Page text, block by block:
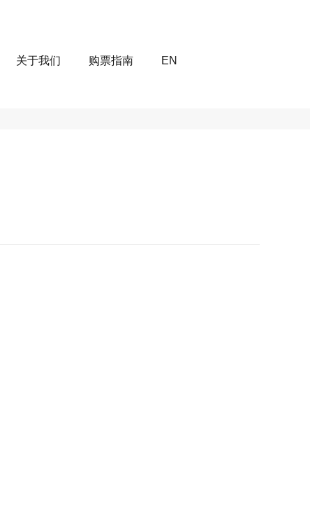
关于我们 购票指南 EN